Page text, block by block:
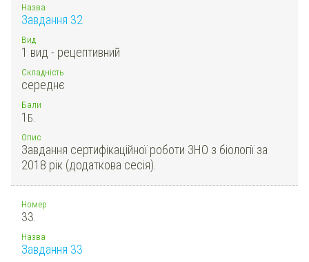
Назва
Завдання 32
Вид
1 вид - рецептивний
Складність
середнє
Бали
1 Б.
Опис
Завдання сертифікаційної роботи ЗНО з біології за
2018 рік (додаткова сесія).
Номер
33.
Назва
Завдання 33